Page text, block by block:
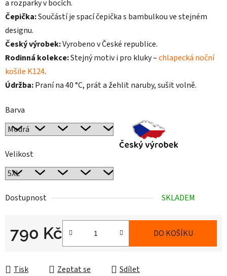
a rozparky v bocích.
Čepička:Součástí je spací čepička s bambulkou ve stejném
designu.
Český výrobek:Vyrobeno v České republice.
Rodinná kolekce:Stejný motiv i pro kluky –chlapecká noční
košile K124.
Údržba:Praní na 40 °C, prát a žehlit naruby, sušit volně.
Barva
Velikost
Dostupnost SKLADEM
790 Kč DO KOŠÍKU
Tisk Zeptat se Sdílet